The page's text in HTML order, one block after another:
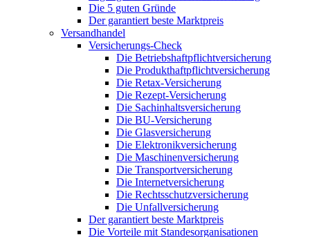
Die 5 guten Gründe
Der garantiert beste Marktpreis
Versandhandel
Versicherungs-Check
Die Betriebshaftpflichtversicherung
Die Produkthaftpflichtversicherung
Die Retax-Versicherung
Die Rezept-Versicherung
Die Sachinhaltsversicherung
Die BU-Versicherung
Die Glasversicherung
Die Elektronikversicherung
Die Maschinenversicherung
Die Transportversicherung
Die Internetversicherung
Die Rechtsschutzversicherung
Die Unfallversicherung
Der garantiert beste Marktpreis
Die Vorteile mit Standesorganisationen